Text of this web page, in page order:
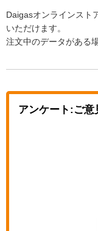
Daigasオンラインスト
いただけます。
注文中のデータがある
アンケート:ご意